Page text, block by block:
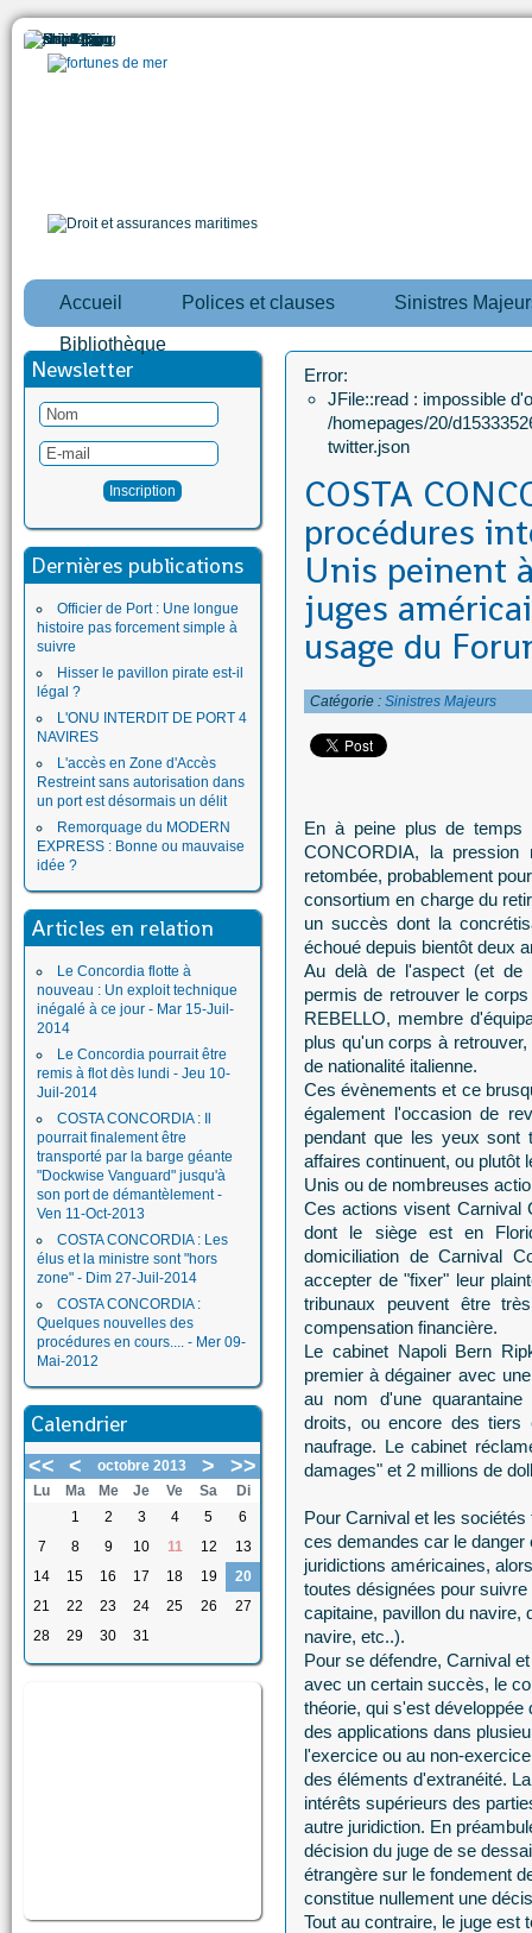
Accueil Polices et clauses Sinistres
Bibliothèque
Newsletter
Dernières publications
Officier de Port : Une longue
histoire pas forcement simple à
suivre
Hisser le pavillon pirate est-il
légal ?
L'ONU INTERDIT DE PORT 4
NAVIRES
L'accès en Zone d'Accès
Restreint sans autorisation dans
un port est désormais un délit
Remorquage du MODERN
EXPRESS : Bonne ou mauvaise
idée ?
Articles en relation
Le Concordia flotte à
nouveau : Un exploit technique
inégalé à ce jour - Mar 15-Juil-
2014
Le Concordia pourrait être
remis à flot dès lundi - Jeu 10-
Juil-2014
COSTA CONCORDIA : Il
pourrait finalement être
transporté par la barge géante
"Dockwise Vanguard" jusqu'à
son port de démantèlement -
Ven 11-Oct-2013
COSTA CONCORDIA : Les
élus et la ministre sont "hors
zone" - Dim 27-Juil-2014
COSTA CONCORDIA :
Quelques nouvelles des
procédures en cours.... - Mer 09-
Mai-2012
Calendrier
<< < octobre 2013 > >>
Lu Ma Me Je Ve Sa
Di
1
2 3 4 5
6
7
8 9 10 11 12
13
14
15 16 17 18 19
20
21
22 23 24 25 26
27
28
29 30 31
Error:
JFile::read : impossible
/homepages/20/
twitter.json
COSTA
procédures
Unis peinent
juges
usage du
Catégorie : Sinistres Majeurs
En à peine plus de temps
CONCORDIA, la pression
retombée, probablement
consortium en charge du
un succès dont la
échoué depuis bientôt deux
Au delà de l'aspect (et de
permis de retrouver le
REBELLO, membre
plus qu'un corps à
de nationalité italienne.
Ces évènements et ce
également l'occasion de
pendant que les yeux
affaires continuent, ou plutôt
Unis ou de nombreuses
Ces actions visent Carnival
dont le siège est en
domiciliation de Carnival
accepter de "fixer" leur
tribunaux peuvent être
compensation financière.
Le cabinet Napoli Bern
premier à dégainer avec
au nom d'une
droits, ou encore des
naufrage. Le cabinet
damages" et 2 millions de
Pour Carnival et les
ces demandes car le
juridictions américaines,
toutes désignées pour
capitaine, pavillon du navire,
navire, etc..).
Pour se défendre, Carnival
avec un certain succès, le
théorie, qui s'est
des applications dans
l'exercice ou au non-
des éléments d'extranéité.
intérêts supérieurs des
autre juridiction. En
décision du juge de se
étrangère sur le fondement
constitue nullement une
Tout au contraire, le juge est